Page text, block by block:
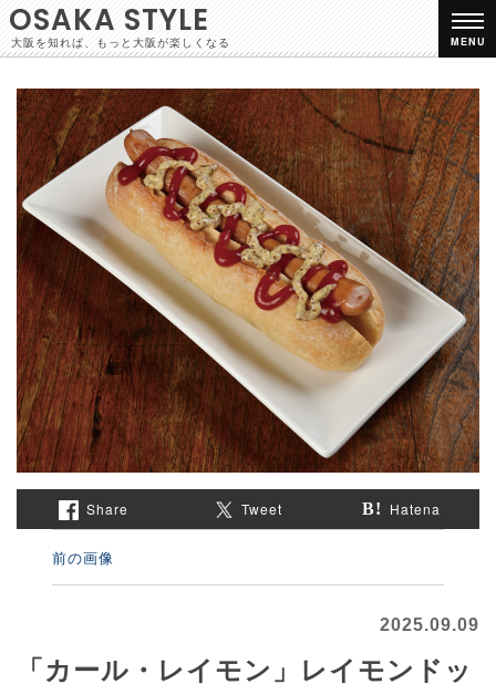
OSAKA STYLE
大阪を知れば、もっと大阪が楽しくなる MENU
Share Tweet Hatena
前の画像
2025.09.09
「カール・レイモン」レイモンドッ